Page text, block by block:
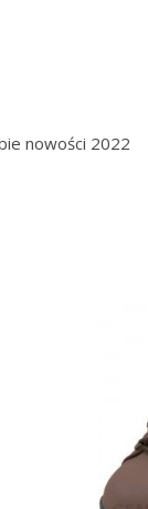
nowości 2022